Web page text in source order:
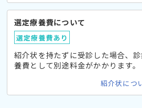
選定療養費について
選定療養費あり
紹介状を持たずに受診した場合、
養費として別途料金がかかります。
紹介状につ